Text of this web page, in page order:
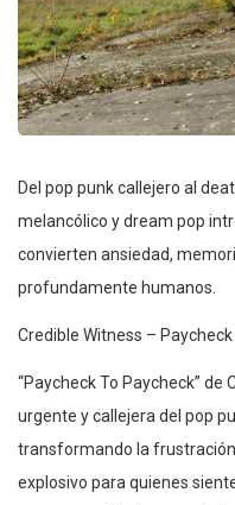
Del pop punk callejero al
melancólico y dream pop
convierten ansiedad,
profundamente humanos.
Credible Witness –
“Paycheck To Paycheck” de
urgente y callejera del pop
transformando la
explosivo para quienes